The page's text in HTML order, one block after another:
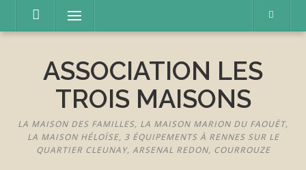
contenu
Menu
ASSOCIATION LES
TROIS MAISONS
LA MAISON DES FAMILLES, LA MAISON MARION DU FAOUËT,
LA MAISON HÉLOÏSE, 3 ÉQUIPEMENTS À RENNES SUR LE
QUARTIER CLEUNAY, ARSENAL REDON, COURROUZE